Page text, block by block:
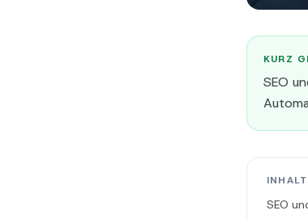
KURZ
SEO
INHALT
SEO